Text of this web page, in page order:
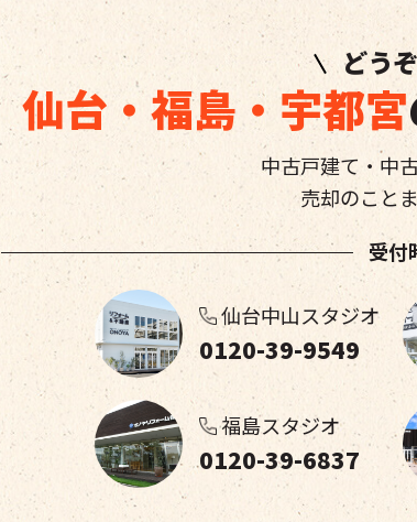
どう
仙台・福島・宇都宮
中古戸建て・中
売却のこと
受
仙台中山スタジオ
0120-39-9549
福島スタジオ
0120-39-6837